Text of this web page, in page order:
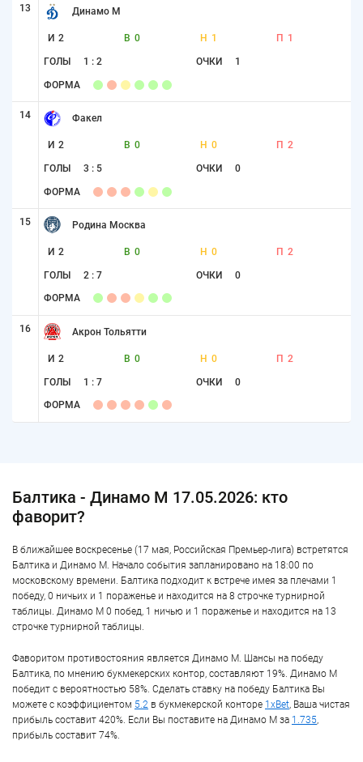
13 Динамо М
И 2 В 0 Н 1 П 1
ГОЛЫ 1 : 2 ОЧКИ 1
ФОРМА
14 Факел
И 2 В 0 Н 0 П 2
ГОЛЫ 3 : 5 ОЧКИ 0
ФОРМА
15 Родина Москва
И 2 В 0 Н 0 П 2
ГОЛЫ 2 : 7 ОЧКИ 0
ФОРМА
16 Акрон Тольятти
И 2 В 0 Н 0 П 2
ГОЛЫ 1 : 7 ОЧКИ 0
ФОРМА
Балтика - Динамо М 17.05.2026: кто
фаворит?
В ближайшее воскресенье (17 мая, Российская Премьер-лига) встретятся
Балтика и Динамо М. Начало события запланировано на 18:00 по
московскому времени. Балтика подходит к встрече имея за плечами 1
победу, 0 ничьих и 1 пораженье и находится на 8 строчке турнирной
таблицы. Динамо М 0 побед, 1 ничью и 1 пораженье и находится на 13
строчке турнирной таблицы.
Фаворитом противостояния является Динамо М. Шансы на победу
Балтика, по мнению букмекерских контор, составляют 19%. Динамо М
победит с вероятностью 58%. Сделать ставку на победу Балтика Вы
можете с коэффициентом 5.2 в букмекерской конторе 1xBet , Ваша чистая
прибыль составит 420%. Если Вы поставите на Динамо М за 1.735
прибыль составит 74%.